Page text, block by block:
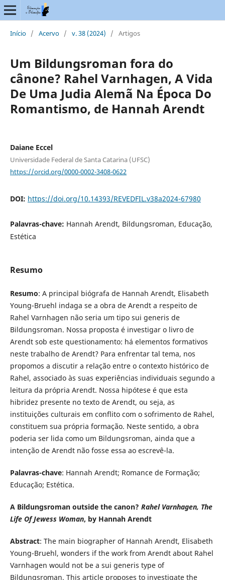
Início / Acervo / v. 38 (2024) / Artigos
Um Bildungsroman fora do
cânone? Rahel Varnhagen, A Vida
De Uma Judia Alemã Na Época Do
Romantismo, de Hannah Arendt
Daiane Eccel
Universidade Federal de Santa Catarina (UFSC)
https://orcid.org/0000-0002-3408-0622
DOI: https://doi.org/10.14393/REVEDFIL.v38a2024-67980
Palavras-chave: Hannah Arendt, Bildungsroman, Educação,
Estética
Resumo
Resumo: A principal biógrafa de Hannah Arendt, Elisabeth
Young-Bruehl indaga se a obra de Arendt a respeito de
Rahel Varnhagen não seria um tipo sui generis de
Bildungsroman. Nossa proposta é investigar o livro de
Arendt sob este questionamento: há elementos formativos
neste trabalho de Arendt? Para enfrentar tal tema, nos
propomos a discutir a relação entre o contexto histórico de
Rahel, associado às suas experiências individuais segundo a
leitura da própria Arendt. Nossa hipótese é que esta
hibridez presente no texto de Arendt, ou seja, as
instituições culturais em conflito com o sofrimento de Rahel,
constituem sua própria formação. Neste sentido, a obra
poderia ser lida como um Bildungsroman, ainda que a
intenção de Arendt não fosse essa ao escrevê-la.
Palavras-chave: Hannah Arendt; Romance de Formação;
Educação; Estética.
A Bildungsroman outside the canon? Rahel Varnhagen, The
Life Of Jewess Woman, by Hannah Arendt
Abstract: The main biographer of Hannah Arendt, Elisabeth
Young-Bruehl, wonders if the work from Arendt about Rahel
Varnhagen would not be a sui generis type of
Bildungsroman. This article proposes to investigate the